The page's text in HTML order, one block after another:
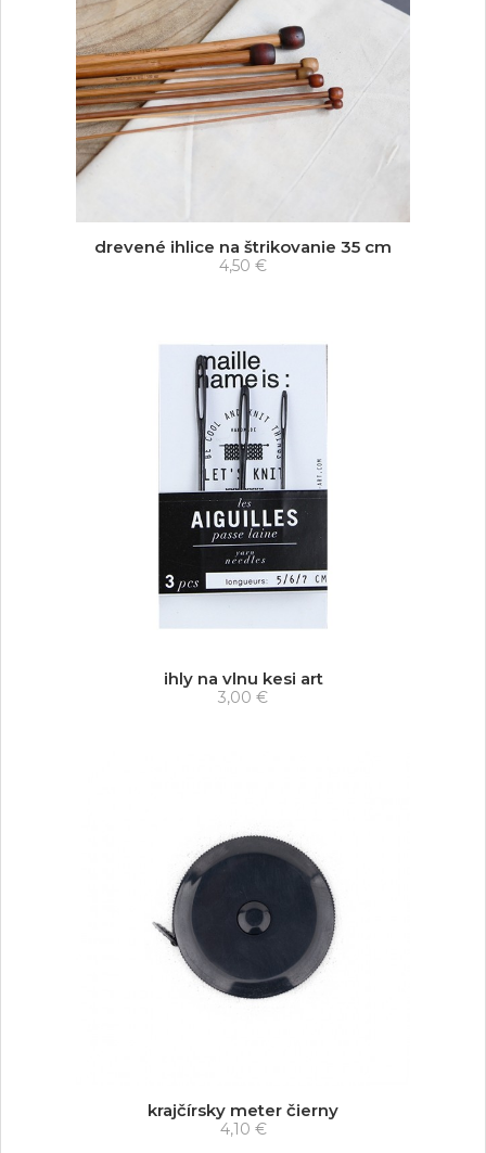
drevené ihlice na štrikovanie 35 cm
4,50 €
ihly na vlnu kesi art
3,00 €
krajčírsky meter čierny
4,10 €